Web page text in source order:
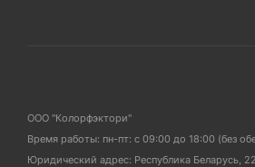
ООО "Колорфэктори"
Время работы: пн-пт: с 09:00 до 18:00 (без
Юридический адрес: Республика Беларусь,